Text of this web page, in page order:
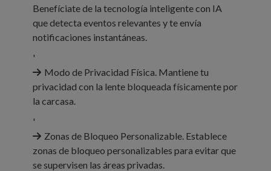
Benefíciate de la tecnología inteligente con IA
que detecta eventos relevantes y te envía
notificaciones instantáneas.
'
Modo de Privacidad Física. Mantiene tu
privacidad con la lente bloqueada físicamente por
la carcasa.
'
Zonas de Bloqueo Personalizable. Establece
zonas de bloqueo personalizables para evitar que
se supervisen las áreas privadas.